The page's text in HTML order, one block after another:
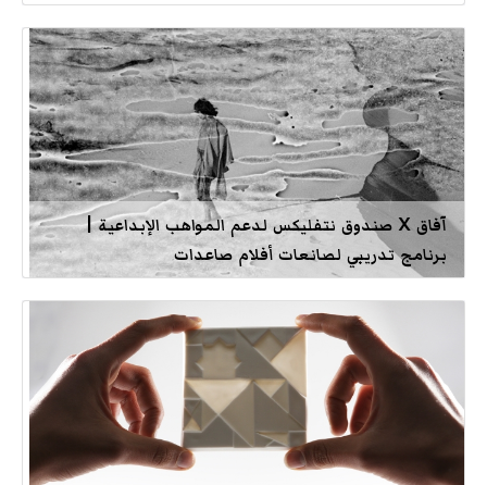
آفاق X صندوق نتفليكس لدعم المواهب الإبداعية |
برنامج تدريبي لصانعات أفلام صاعدات